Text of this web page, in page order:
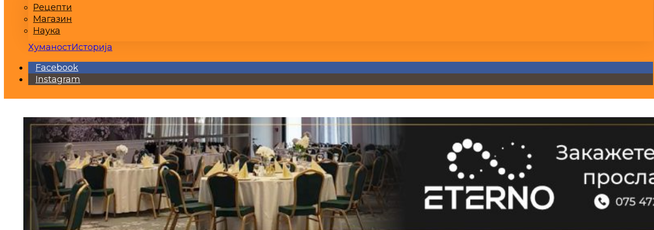
Рецепти
Магазин
Наука
ХуманостИсторија
Facebook
Instagram